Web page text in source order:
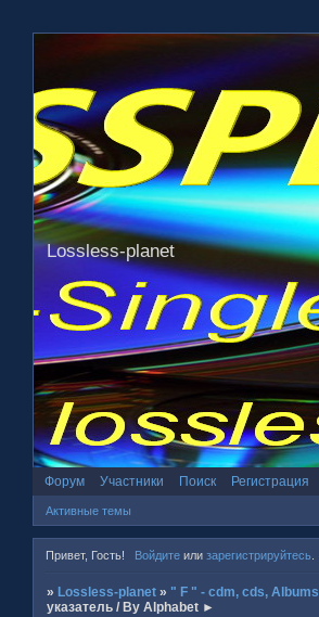
Lossless-planet
Форум Участники Поиск Регистрация
Активные темы
Привет, Гость! Войдитеили зарегистрируйтесь.
» Lossless-planet » " F " - cdm, cds, Albums
указатель / By Alphabet ►